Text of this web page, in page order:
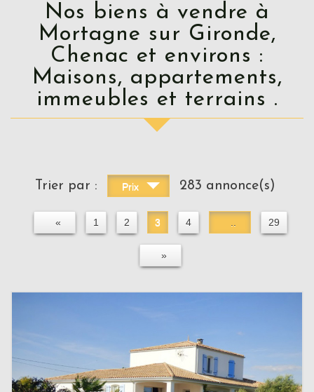
Nos biens à vendre à
Mortagne sur Gironde,
Chenac et environs :
Maisons, appartements,
immeubles et terrains .
Trier par : Prix 283 annonce(s)
« 1 2 3 4 .. 29
»